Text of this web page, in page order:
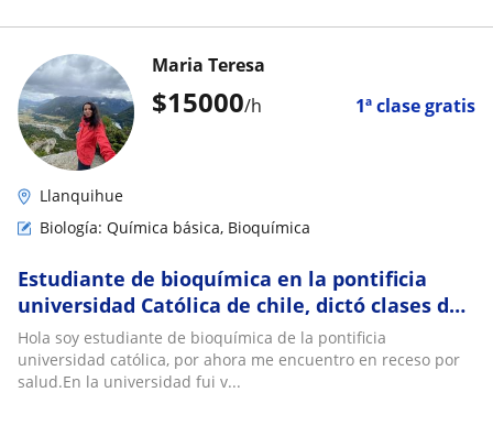
$15000/h 1ª clase gratis
Maria Teresa
Llanquihue
Biología: Química básica, Bioquímica
Estudiante de bioquímica en la pontificia
universidad Católica de chile, dictó clases de
biología, química y matemáticas a
estudiantes de 5to a 4to medio. Este año me
tomé un receso por salud por eso me
Hola soy estudiante de bioquímica de la pontificia
universidad católica, por ahora me encuentro en receso por
salud.En la universidad fui v...